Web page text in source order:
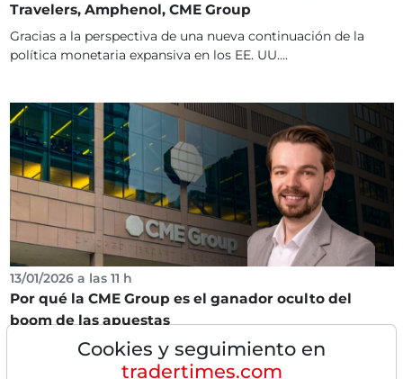
Travelers, Amphenol, CME Group
Gracias a la perspectiva de una nueva continuación de la
política monetaria expansiva en los EE. UU....
13/01/2026 a las 11 h
Por qué la CME Group es el ganador oculto del
boom de las apuestas
Mientras el mundo financiero observa fascinado el bombo
en torno a los mercados de predicción como
Cookies y seguimiento en
tradertimes.com